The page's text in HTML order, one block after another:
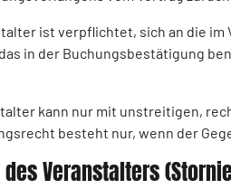
ist verpflichtet, sich an die
in der Buchungsbestätigung
kann nur mit unstreitigen,
besteht nur, wenn der
Veranstalters